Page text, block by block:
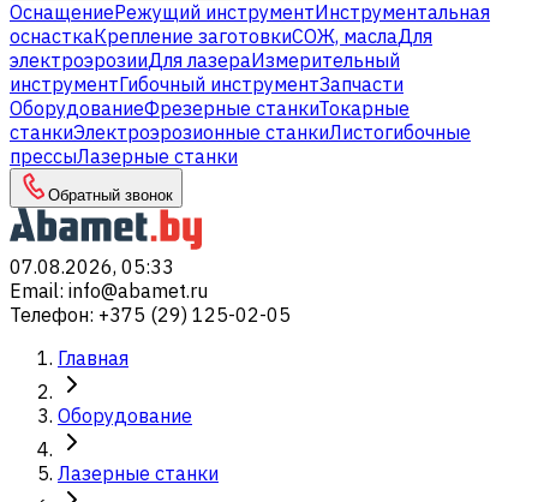
ОснащениеРежущий инструментИнструментальная
оснасткаКрепление заготовкиСОЖ, маслаДля
электроэрозииДля лазераИзмерительный
инструментГибочный инструментЗапчасти
ОборудованиеФрезерные станкиТокарные
станкиЭлектроэрозионные станкиЛистогибочные
прессыЛазерные станки
Обратный звонок
07.08.2026, 05:33
Email: info@abamet.ru
Телефон: +375 (29) 125-02-05
Главная
Оборудование
Лазерные станки